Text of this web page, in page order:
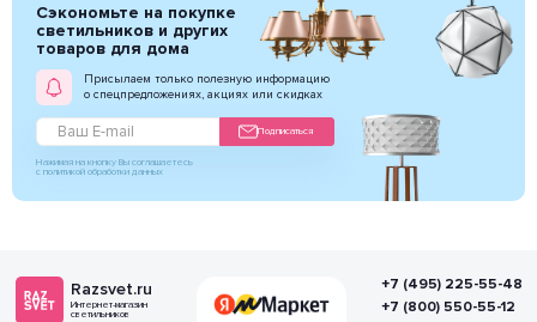
Сэкономьте на покупке
светильников и других
товаров для дома
Присылаем только полезную информацию
о спецпредложениях, акциях или скидках
Подписаться
Нажимая на кнопку Вы соглашаетесь
с политикой обработки данных
Razsvet.ru
Интернет-магазин
светильников
+7 (495) 225-55-48
+7 (800) 550-55-12